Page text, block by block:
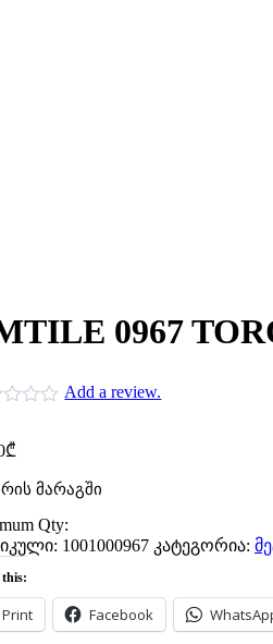
0967
Add a review.
₾
მარაგში
Qty:
1001000967 კატეგორია:
this:
Print Facebook